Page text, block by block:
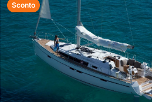
Sconto